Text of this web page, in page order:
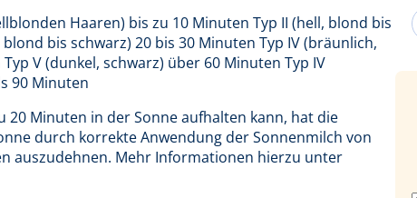
Haaren) bis zu 10 Minuten Typ II (hell, blond bis
bis schwarz) 20 bis 30 Minuten Typ IV (bräunlich,
V (dunkel, schwarz) über 60 Minuten Typ IV
90 Minuten
20 Minuten in der Sonne aufhalten kann, hat die
durch korrekte Anwendung der Sonnenmilch von
auszudehnen. Mehr Informationen hierzu unter